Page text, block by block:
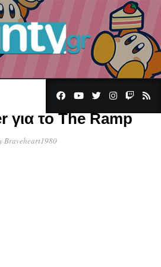
για το The Ramp
Braveheart1980